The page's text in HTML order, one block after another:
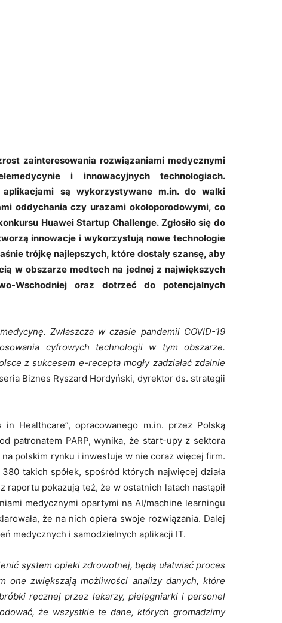
zainteresowania rozwiązaniami medycznymi
i innowacyjnych technologiach.
aplikacjami są wykorzystywane m.in. do walki
oddychania czy urazami okołoporodowymi, co
Huawei Startup Challenge. Zgłosiło się do
innowacje i wykorzystują nowe technologie
trójkę najlepszych, które dostały szansę, aby
w obszarze medtech na jednej z największych
Wschodniej oraz dotrzeć do potencjalnych
Zwłaszcza w czasie pandemii COVID-19
cyfrowych technologii w tym obszarze.
z sukcesem e-recepta mogły zadziałać zdalnie
Biznes Ryszard Hordyński, dyrektor ds. strategii
Healthcare”, opracowanego m.in. przez Polską
patronatem PARP, wynika, że start-upy z sektora
polskim rynku i inwestuje w nie coraz więcej firm.
takich spółek, spośród których najwięcej działa
pokazują też, że w ostatnich latach nastąpił
medycznymi opartymi na AI/machine learningu
że na nich opiera swoje rozwiązania. Dalej
medycznych i samodzielnych aplikacji IT.
system opieki zdrowotnej, będą ułatwiać proces
one zwiększają możliwości analizy danych, które
ręcznej przez lekarzy, pielęgniarki i personel
że wszystkie te dane, których gromadzimy